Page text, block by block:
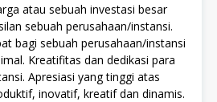
atau sebuah investasi besar
sebuah perusahaan/instansi.
bagi sebuah perusahaan/instansi
Kreatifitas dan dedikasi para
Apresiasi yang tinggi atas
inovatif, kreatif dan dinamis.